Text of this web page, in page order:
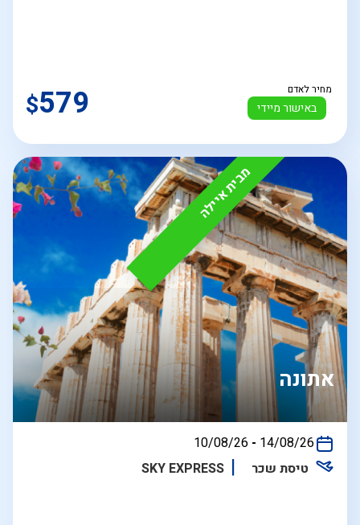
באישור מיידי
מחיר לאדם $579
מבית איילה
אתונה
בין
10/08/26 - 14/08/26
טיסת שכר
SKY EXPRESS